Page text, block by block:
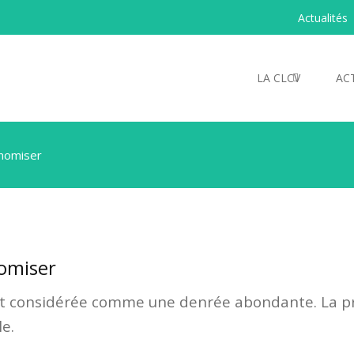
Actualités
LA CLCV
considérée comme une denrée abondante.